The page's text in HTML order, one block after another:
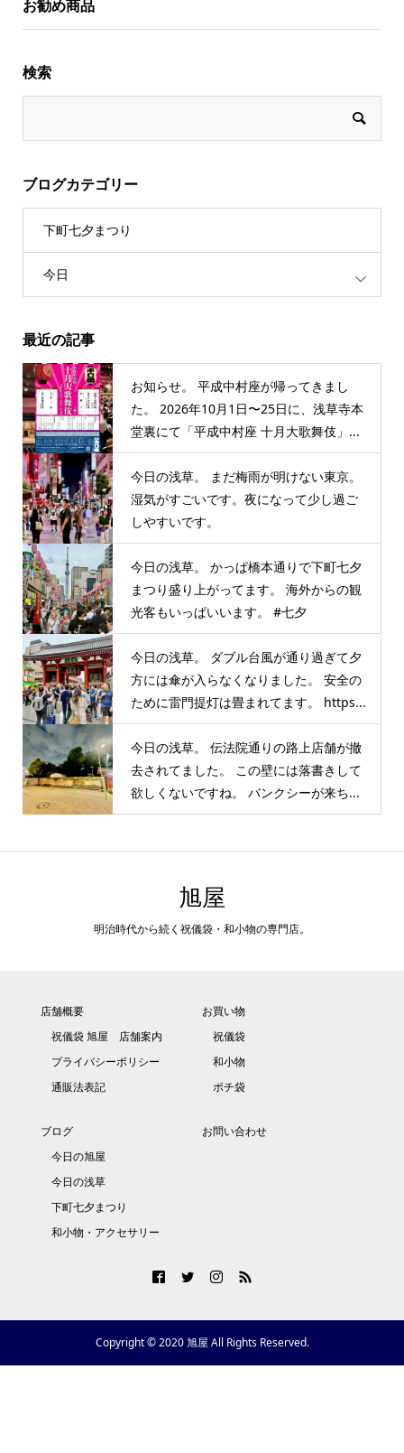
お勧め商品
検索
ブログカテゴリー
下町七夕まつり
今日
最近の記事
お知らせ。 平成中村座が帰ってきまし
た。 2026年10月1日〜25日に、浅草寺本
堂裏にて「平成中村座 十月大歌舞伎」...
今日の浅草。 まだ梅雨が明けない東京。
湿気がすごいです。夜になって少し過ご
しやすいです。
今日の浅草。 かっぱ橋本通りで下町七夕
まつり盛り上がってます。 海外からの観
光客もいっぱいいます。 #七夕
今日の浅草。 ダブル台風が通り過ぎて夕
方には傘が入らなくなりました。 安全の
ために雷門提灯は畳まれてます。 https...
今日の浅草。 伝法院通りの路上店舗が撤
去されてました。 この壁には落書きして
欲しくないですね。 バンクシーが来ち...
旭屋
明治時代から続く祝儀袋・和小物の専門店。
店舗概要
祝儀袋 旭屋 店舗案内
プライバシーポリシー
通販法表記
お買い物
祝儀袋
和小物
ポチ袋
ブログ
今日の旭屋
今日の浅草
下町七夕まつり
和小物・アクセサリー
お問い合わせ
Copyright © 2020 旭屋 All Rights Reserved.